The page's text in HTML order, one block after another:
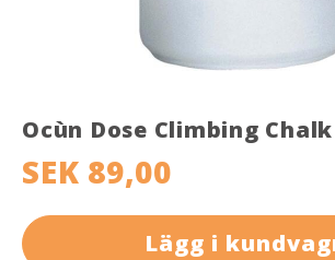
Ocùn Dose Climbing
SEK 89,00
Lägg i